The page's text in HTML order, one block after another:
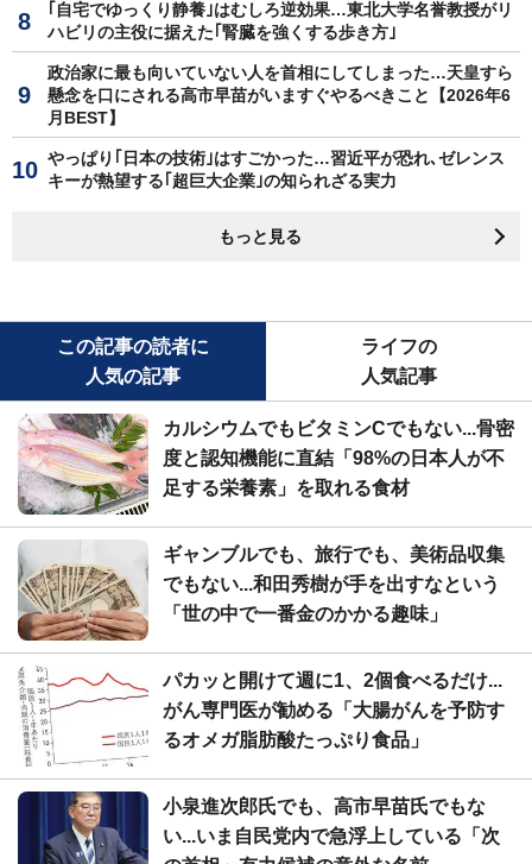
｢自宅でゆっくり静養｣はむしろ逆効果…東北大学名誉教授がリ
ハビリの主役に据えた｢腎臓を強くする歩き方｣
政治家に最も向いていない人を首相にしてしまった…天皇すら
懸念を口にされる高市早苗がいますぐやるべきこと【2026年6
月BEST】
やっぱり｢日本の技術｣はすごかった…習近平が恐れ､ゼレンス
キーが熱望する｢超巨大企業｣の知られざる実力
もっと見る
この記事の読者に
人気の記事
ライフの
人気記事
カルシウムでもビタミンCでもない...骨密
度と認知機能に直結「98%の日本人が不
足する栄養素」を取れる食材
ギャンブルでも、旅行でも、美術品収集
でもない...和田秀樹が手を出すなという
「世の中で一番金のかかる趣味」
パカッと開けて週に1、2個食べるだけ...
がん専門医が勧める「大腸がんを予防す
るオメガ脂肪酸たっぷり食品」
小泉進次郎氏でも、高市早苗氏でもな
い...いま自民党内で急浮上している「次